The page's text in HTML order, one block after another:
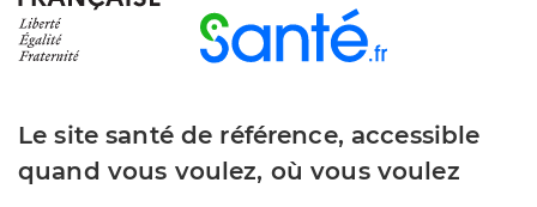
Le site santé de référence, accessible
quand vous voulez, où vous voulez